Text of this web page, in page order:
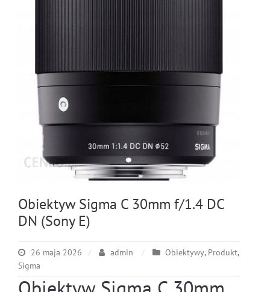
Obiektyw Sigma C 30mm f/1.4 DC
DN (Sony E)
26 maja 2026 admin Obiektywy, Produkt,
Sigma